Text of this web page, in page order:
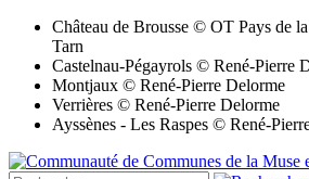
Château de Brousse © OT Pays de
Tarn
Castelnau-Pégayrols © René-Pierre
Montjaux © René-Pierre Delorme
Verrières © René-Pierre Delorme
Ayssènes - Les Raspes © René-